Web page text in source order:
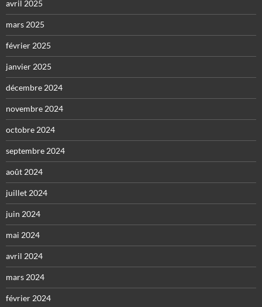
avril 2025
mars 2025
février 2025
janvier 2025
décembre 2024
novembre 2024
octobre 2024
septembre 2024
août 2024
juillet 2024
juin 2024
mai 2024
avril 2024
mars 2024
février 2024